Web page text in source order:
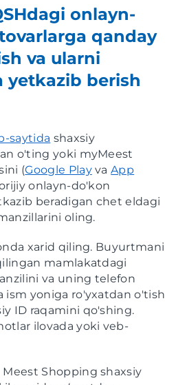
onlayn-
qanday
va ularni
yetkazib berish
saytida shaxsiy
o'ting yoki myMeest
(Google PlayvaApp
onlayn-do'kon
beradigan chet eldagi
oling.
xarid qiling. Buyurtmani
mamlakatdagi
va uning telefon
ism yoniga ro'yxatdan o'tish
ID raqamini qo'shing.
ilovada yoki veb-
Shopping shaxsiy